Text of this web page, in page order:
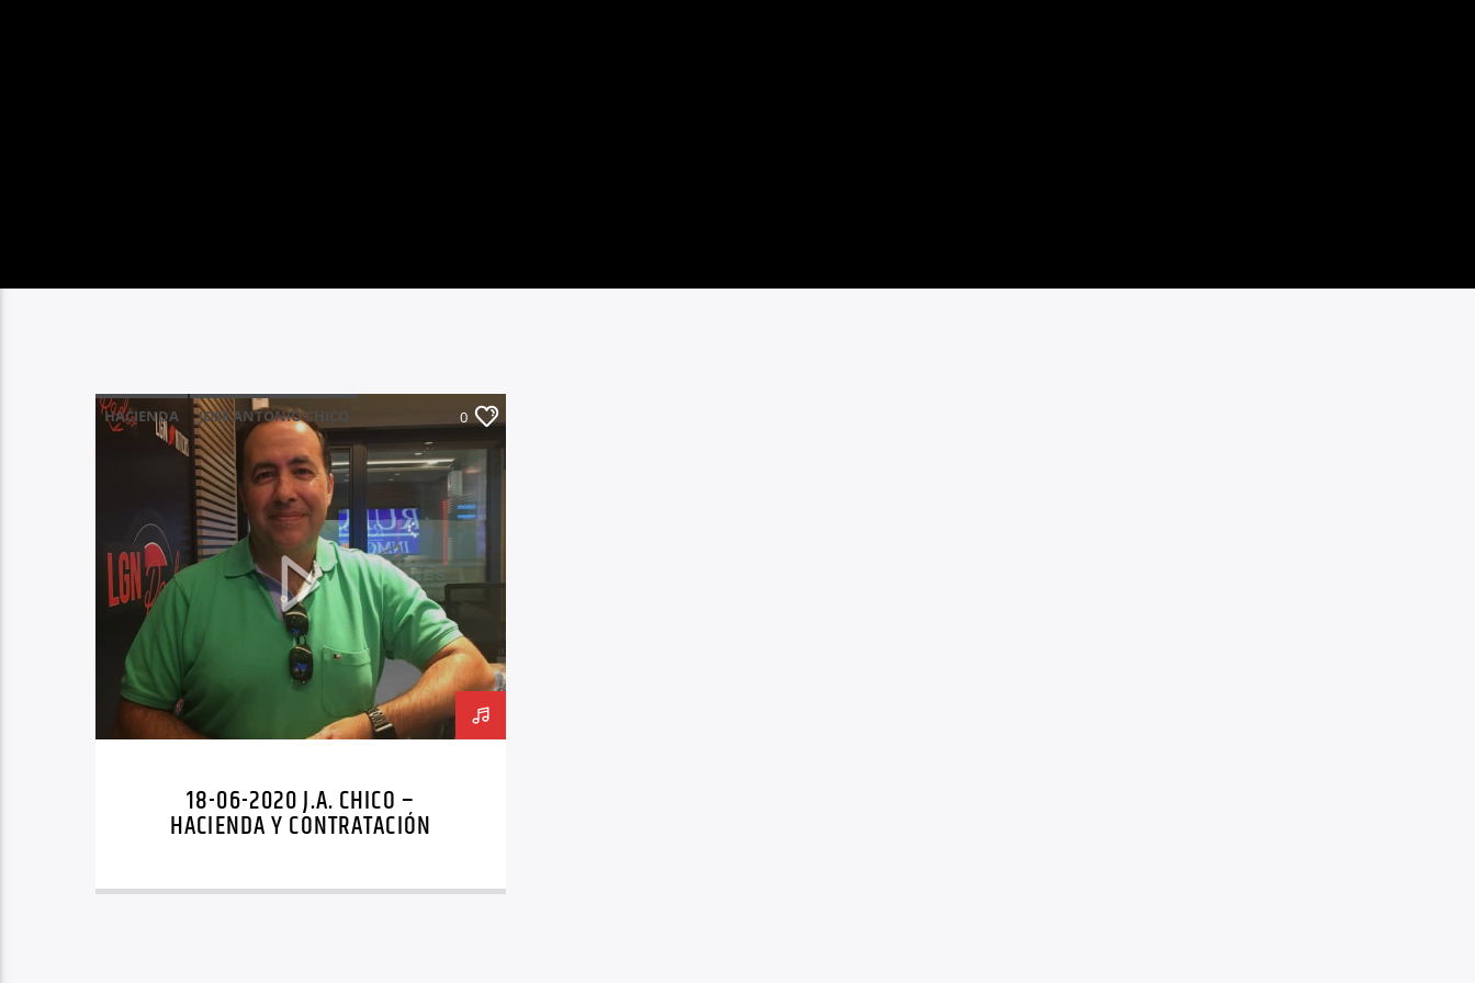
HACIENDA
JOSE ANTONIO CHICO
0
18-06-2020 J.A. CHICO –
HACIENDA Y CONTRATACIÓN